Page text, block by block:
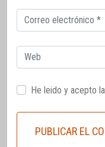
Correo
electrónico
Web
He leido y acepto la